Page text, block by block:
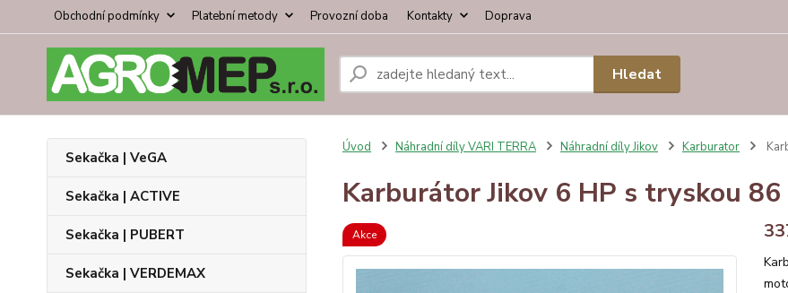
Obchodní podmínky Platební metody Provozní doba Kontakty Doprava
Hledat
Sekačka | VeGA
Sekačka | ACTIVE
Sekačka | PUBERT
Sekačka | VERDEMAX
Úvod Náhradní díly VARI TERRA Náhradní díly Jikov Karburator
Karburátor Jikov 6 HP s tryskou 86
Akce